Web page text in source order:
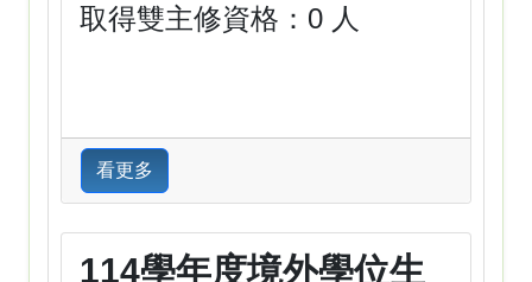
取得雙主修資格：0 人
看更多
114學年度境外學位生